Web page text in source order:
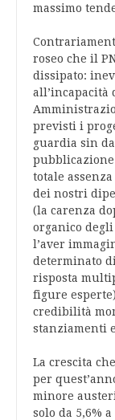
massimo
roseo che il
dissipato:
all’incapacità
previsti i
guardia sin
pubblicazione
totale
dei nostri
(la carenza
organico
l’aver
determinato
risposta
figure
credibilità
stanziamenti
La crescita
per
minore
solo da 5,6%